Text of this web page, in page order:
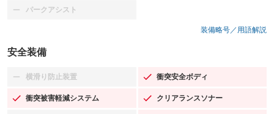
パークアシスト
：装備なし
装備略号／用語解説
安全装備
横滑り防止装置
：装備なし 衝突安全ボディ
：装備あり
衝突被害軽減システム
：装備あり クリアランスソナー
：装備あり